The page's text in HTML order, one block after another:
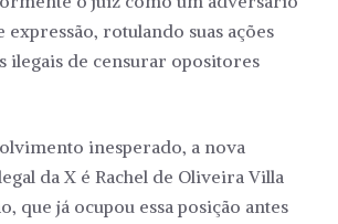
expressão, rotulando suas ações
ilegais de censurar opositores
inesperado, a nova
da X é Rachel de Oliveira Villa
que já ocupou essa posição antes